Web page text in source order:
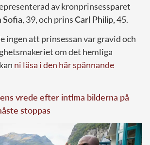
av kronprinsessparet
Sofia, 39, och prinsCarl Philip,45.
ingen att prinsessan var gravid och
om det hemliga
ni läsa i den här spännande
vrede efter intima bilderna på
stoppas